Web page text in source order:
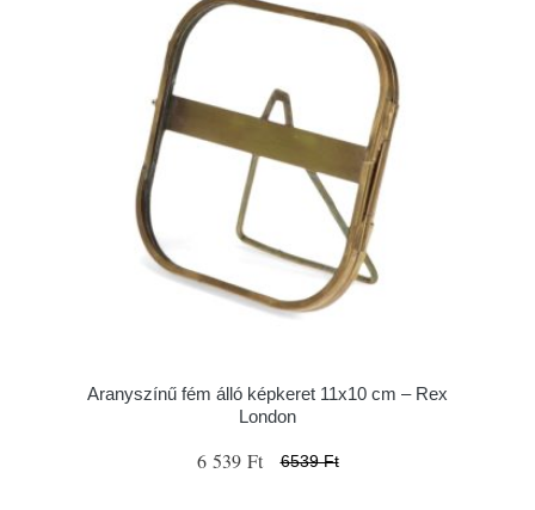
Aranyszínű fém álló képkeret 11x10 cm – Rex
London
6 539 Ft 6539 Ft